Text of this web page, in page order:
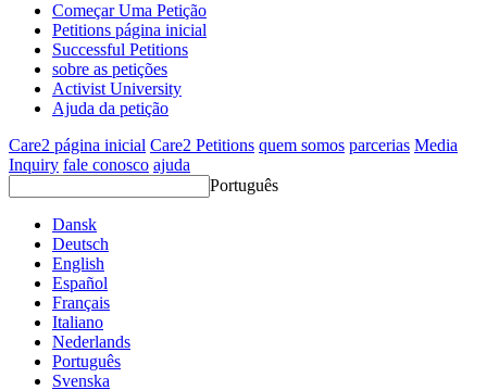
Começar Uma Petição
Petitions página inicial
Successful Petitions
sobre as petições
Activist University
Ajuda da petição
Care2 página inicial Care2 Petitions quem somos parcerias Media
Inquiry fale conosco ajuda
Português
Dansk
Deutsch
English
Español
Français
Italiano
Nederlands
Português
Svenska